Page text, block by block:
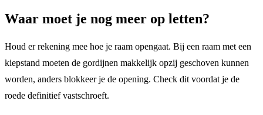
Waar moet je nog meer op letten?
Houd er rekening mee hoe je raam opengaat. Bij een raam met een
kiepstand moeten de gordijnen makkelijk opzij geschoven kunnen
worden, anders blokkeer je de opening. Check dit voordat je de
roede definitief vastschroeft.